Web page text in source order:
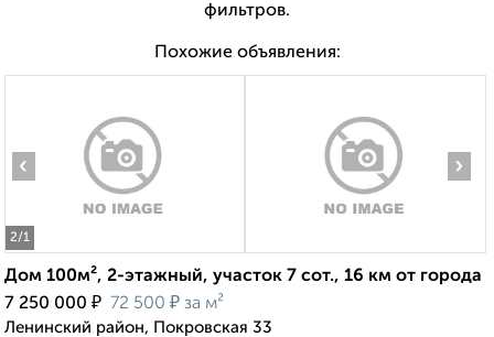
фильтров.
Похожие объявления:
2/1
‹ ›
Дом 100м², 2-этажный, участок 7 сот., 16 км от города
7 250 000 ₽ 72 500 ₽ за м²
Ленинский район, Покровская 33